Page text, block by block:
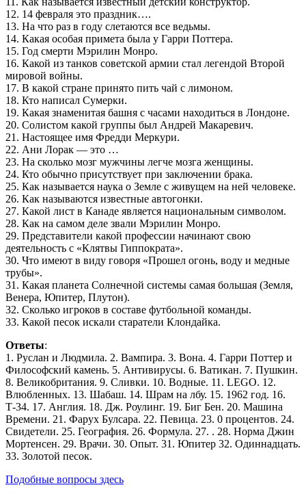
12. 14 февраля это праздник….
13. На что раз в году слетаются все ведьмы.
14. Какая особая примета была у Гарри Поттера.
15. Год смерти Мэрилин Монро.
16. Какой из танков советской армии стал легендой Второй
мировой войны.
17. В какой стране принято пить чай с лимоном.
18. Кто написал Сумерки.
19. Какая знаменитая башня с часами находиться в Лондоне.
20. Солистом какой группы был Андрей Макаревич.
21. Настоящее имя Фредди Меркури.
22. Ани Лорак — это …
23. На сколько мозг мужчины легче мозга женщины.
24. Кто обычно присутствует при заключении брака.
25. Как называется наука о Земле с живущем на ней человеке.
26. Как называются известные автогонки.
27. Какой лист в Канаде является национальным символом.
28. Как на самом деле звали Мэрилин Монро.
29. Представители какой профессии начинают свою
деятельность с «Клятвы Гиппократа».
30. Что имеют в виду говоря «Прошел огонь, воду и медные
трубы».
31. Какая планета Солнечной системы самая большая (Земля,
Венера, Юпитер, Плутон).
32. Сколько игроков в составе футбольной команды.
33. Какой песок искали старатели Клондайка.
Ответы:
1. Руслан и Людмила. 2. Вампира. 3. Вона. 4. Гарри Поттер и
Философский камень. 5. Антивирусы. 6. Ватикан. 7. Пушкин.
8. Великобритания. 9. Сливки. 10. Водные. 11. LEGO. 12.
Влюбленных. 13. Шабаш. 14. Шрам на лбу. 15. 1962 год. 16.
Т-34. 17. Англия. 18. Дж. Роулинг. 19. Биг Бен. 20. Машина
Времени. 21. Фарух Булсара. 22. Певица. 23. 0 процентов. 24.
Свидетели. 25. География. 26. Формула. 27. . 28. Норма Джин
Мортенсен. 29. Врачи. 30. Опыт. 31. Юпитер 32. Одиннадцать.
33. Золотой песок.
Подобные вопросы здесь